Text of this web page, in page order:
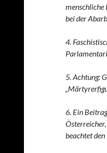
menschliche
bei der
4.
5. Achtung:
6. Ein
Österreicher,
beachtet